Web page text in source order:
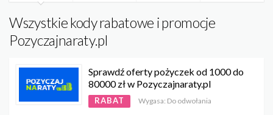
Wszystkie kody rabatowe i promocje
Pozyczajnaraty.pl
Sprawdź oferty pożyczek od 1000 do
80000 zł w Pozyczajnaraty.pl
RABAT Wygasa: Do odwołania